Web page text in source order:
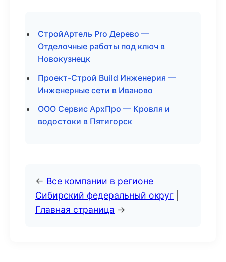
СтройАртель Pro Дерево —
Отделочные работы под ключ в
Новокузнецк
Проект-Строй Build Инженерия —
Инженерные сети в Иваново
ООО Сервис АрхПро — Кровля и
водостоки в Пятигорск
← Все компании в регионе
Сибирский федеральный округ
Главная страница →